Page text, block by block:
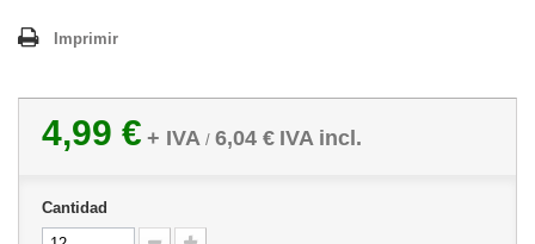
Imprimir
4,99 € + IVA / 6,04 € IVA incl.
Cantidad